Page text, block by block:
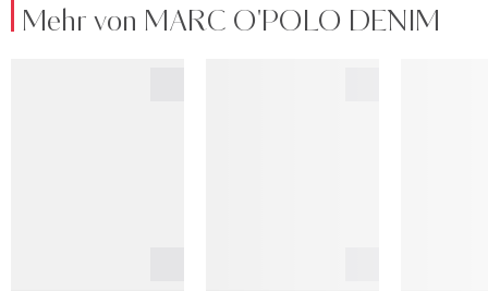
Mehr von MARC O'POLO DENIM